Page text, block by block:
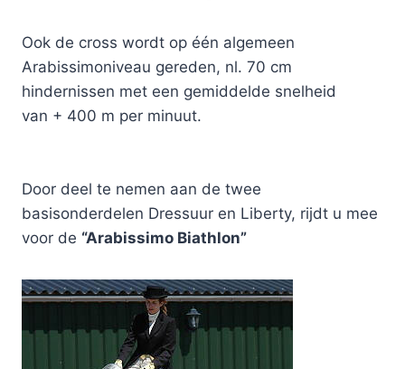
Ook de cross wordt op één algemeen
Arabissimoniveau gereden, nl. 70 cm
hindernissen met een gemiddelde snelheid
van + 400 m per minuut.
Door deel te nemen aan de twee
basisonderdelen Dressuur en Liberty, rijdt u mee
voor de “Arabissimo Biathlon”